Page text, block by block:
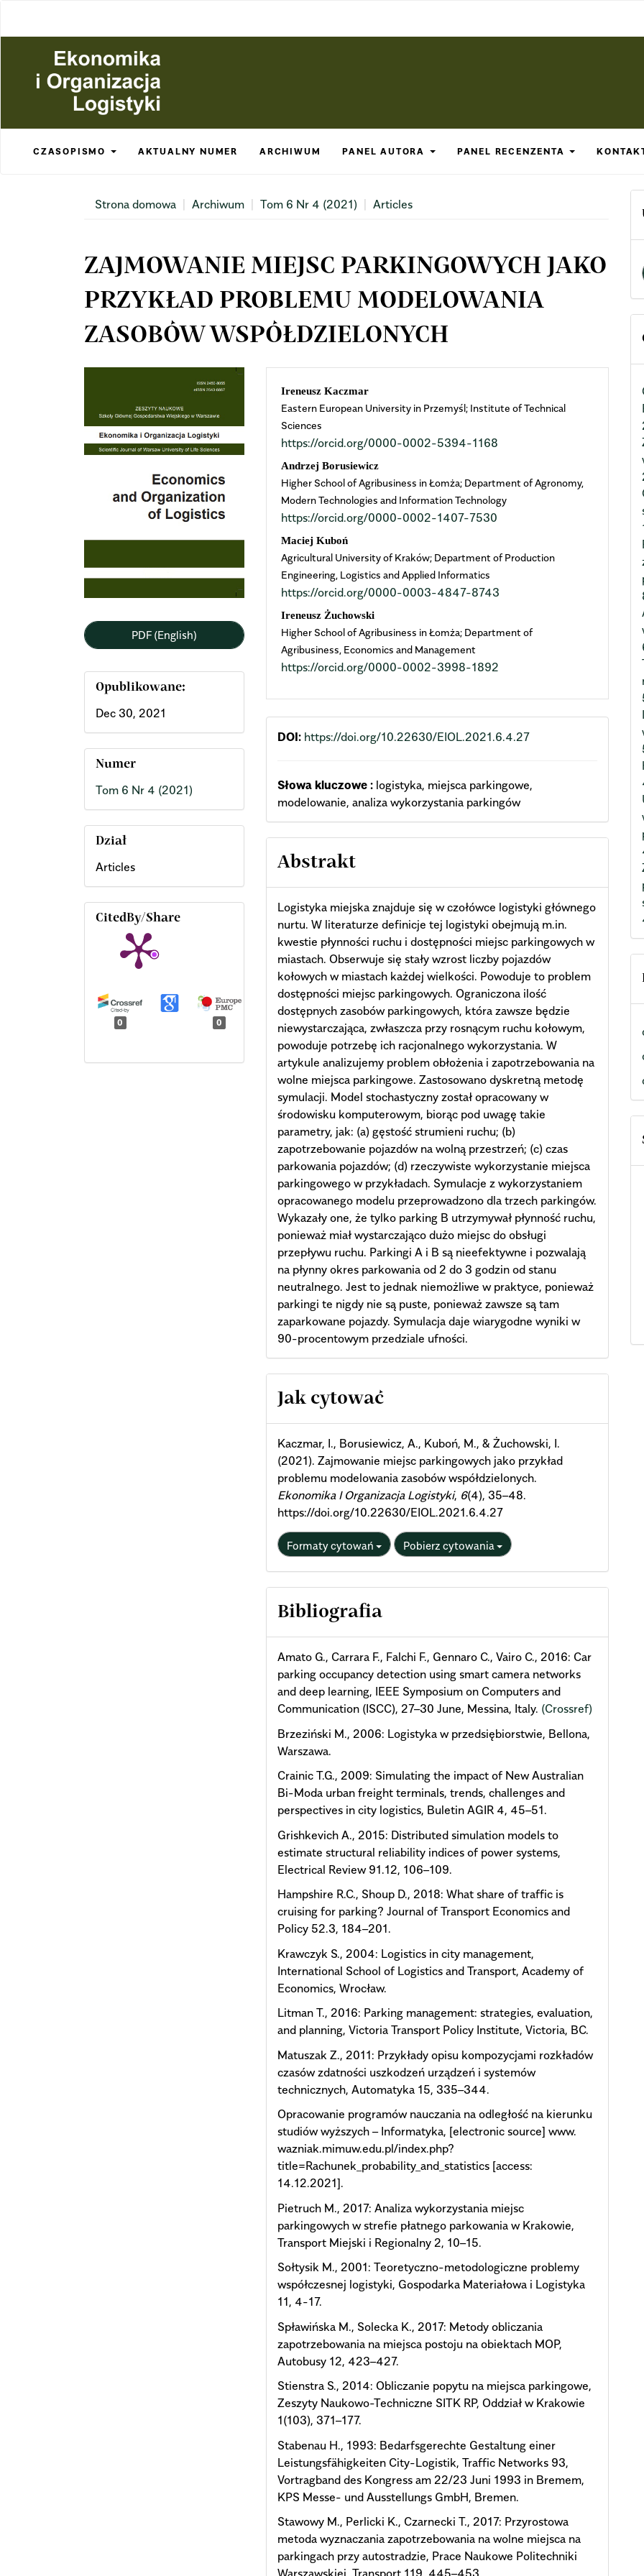
Content
Sidebar
CZASOPISMO AKTUALNY NUMER ARCHIWUM PANEL AUTORA PANEL RECENZENTA
Strona domowa Archiwum Tom 6 Nr 4 (2021) Articles
ZAJMOWANIE MIEJSC PARKINGOWYCH JAKO
PRZYKŁAD PROBLEMU MODELOWANIA
ZASOBÓW WSPÓŁDZIELONYCH
Sidebar
PDF (English)
Opublikowane:
Dec 30, 2021
Numer
Tom 6 Nr 4 (2021)
Dział
Articles
CitedBy/Share
0 0
Main
Article
Content
Ireneusz Kaczmar
Eastern European University in Przemyśl; Institute of Technical
Sciences
https://orcid.org/0000-0002-5394-1168
Andrzej Borusiewicz
Higher School of Agribusiness in Łomża; Department of Agronomy,
Modern Technologies and Information Technology
https://orcid.org/0000-0002-1407-7530
Maciej Kuboń
Agricultural University of Kraków; Department of Production
Engineering, Logistics and Applied Informatics
https://orcid.org/0000-0003-4847-8743
Ireneusz Żuchowski
Higher School of Agribusiness in Łomża; Department of
Agribusiness, Economics and Management
https://orcid.org/0000-0002-3998-1892
DOI: https://doi.org/10.22630/EIOL.2021.6.4.27
Słowa kluczowe : logistyka, miejsca parkingowe,
modelowanie, analiza wykorzystania parkingów
Abstrakt
Logistyka miejska znajduje się w czołówce logistyki głównego
nurtu. W literaturze definicje tej logistyki obejmują m.in.
kwestie płynności ruchu i dostępności miejsc parkingowych w
miastach. Obserwuje się stały wzrost liczby pojazdów
kołowych w miastach każdej wielkości. Powoduje to problem
dostępności miejsc parkingowych. Ograniczona ilość
dostępnych zasobów parkingowych, która zawsze będzie
niewystarczająca, zwłaszcza przy rosnącym ruchu kołowym,
powoduje potrzebę ich racjonalnego wykorzystania. W
artykule analizujemy problem obłożenia i zapotrzebowania na
wolne miejsca parkingowe. Zastosowano dyskretną metodę
symulacji. Model stochastyczny został opracowany w
środowisku komputerowym, biorąc pod uwagę takie
parametry, jak: (a) gęstość strumieni ruchu; (b)
zapotrzebowanie pojazdów na wolną przestrzeń; (c) czas
parkowania pojazdów; (d) rzeczywiste wykorzystanie miejsca
parkingowego w przykładach. Symulacje z wykorzystaniem
opracowanego modelu przeprowadzono dla trzech parkingów.
Wykazały one, że tylko parking B utrzymywał płynność ruchu,
ponieważ miał wystarczająco dużo miejsc do obsługi
przepływu ruchu. Parkingi A i B są nieefektywne i pozwalają
na płynny okres parkowania od 2 do 3 godzin od stanu
neutralnego. Jest to jednak niemożliwe w praktyce, ponieważ
parkingi te nigdy nie są puste, ponieważ zawsze są tam
zaparkowane pojazdy. Symulacja daje wiarygodne wyniki w
90-procentowym przedziale ufności.
Article
Details
Jak cytować
Kaczmar, I., Borusiewicz, A., Kuboń, M., & Żuchowski, I.
(2021). Zajmowanie miejsc parkingowych jako przykład
problemu modelowania zasobów współdzielonych.
Ekonomika I Organizacja Logistyki, 6(4), 35–48.
https://doi.org/10.22630/EIOL.2021.6.4.27
Formaty cytowań Pobierz cytowania
Bibliografia
Amato G., Carrara F., Falchi F., Gennaro C., Vairo C., 2016: Car
parking occupancy detection using smart camera networks
and deep learning, IEEE Symposium on Computers and
Communication (ISCC), 27–30 June, Messina, Italy. (Crossref)
Brzeziński M., 2006: Logistyka w przedsiębiorstwie, Bellona,
Warszawa.
Crainic T.G., 2009: Simulating the impact of New Australian
Bi-Moda urban freight terminals, trends, challenges and
perspectives in city logistics, Buletin AGIR 4, 45–51.
Grishkevich A., 2015: Distributed simulation models to
estimate structural reliability indices of power systems,
Electrical Review 91.12, 106–109.
Hampshire R.C., Shoup D., 2018: What share of traffic is
cruising for parking? Journal of Transport Economics and
Policy 52.3, 184–201.
Krawczyk S., 2004: Logistics in city management,
International School of Logistics and Transport, Academy of
Economics, Wrocław.
Litman T., 2016: Parking management: strategies, evaluation,
and planning, Victoria Transport Policy Institute, Victoria, BC.
Matuszak Z., 2011: Przykłady opisu kompozycjami rozkładów
czasów zdatności uszkodzeń urządzeń i systemów
technicznych, Automatyka 15, 335–344.
Opracowanie programów nauczania na odległość na kierunku
studiów wyższych – Informatyka, [electronic source] www.
wazniak.mimuw.edu.pl/index.php?
title=Rachunek_probability_and_statistics [access:
14.12.2021].
Pietruch M., 2017: Analiza wykorzystania miejsc
parkingowych w strefie płatnego parkowania w Krakowie,
Transport Miejski i Regionalny 2, 10–15.
Sołtysik M., 2001: Teoretyczno-metodologiczne problemy
współczesnej logistyki, Gospodarka Materiałowa i Logistyka
11, 4-17.
Spławińska M., Solecka K., 2017: Metody obliczania
zapotrzebowania na miejsca postoju na obiektach MOP,
Autobusy 12, 423–427.
Stienstra S., 2014: Obliczanie popytu na miejsca parkingowe,
Zeszyty Naukowo-Techniczne SITK RP, Oddział w Krakowie
1(103), 371–177.
Stabenau H., 1993: Bedarfsgerechte Gestaltung einer
Leistungsfähigkeiten City-Logistik, Traffic Networks 93,
Vortragband des Kongress am 22/23 Juni 1993 in Bremem,
KPS Messe- und Ausstellungs GmbH, Bremen.
Stawowy M., Perlicki K., Czarnecki T., 2017: Przyrostowa
metoda wyznaczania zapotrzebowania na wolne miejsca na
parkingach przy autostradzie, Prace Naukowe Politechniki
Warszawskiej. Transport 119, 445–453.